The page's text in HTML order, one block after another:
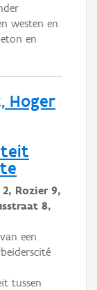
westen en
en
Hoger
Rozier 9,
8,
een
tussen